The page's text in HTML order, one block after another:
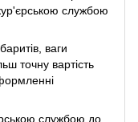
службою
ваги
точну вартість
службою до